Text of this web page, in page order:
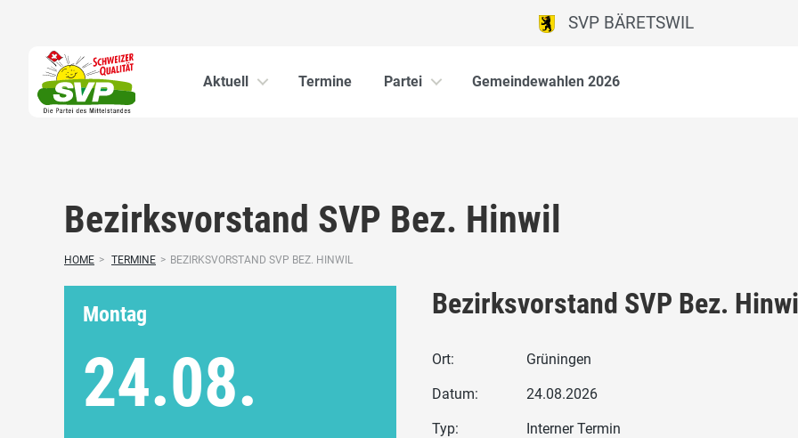
SVP BÄRETSWIL
Aktuell Termine Partei Gemeindewahlen 2026
Bezirksvorstand SVP Bez. Hinwil
HOME > TERMINE > BEZIRKSVORSTAND SVP BEZ. HINWIL
Montag
24.08.
Bezirksvorstand SVP Bez.
Ort: Grüningen
Datum: 24.08.2026
Typ: Interner Termin